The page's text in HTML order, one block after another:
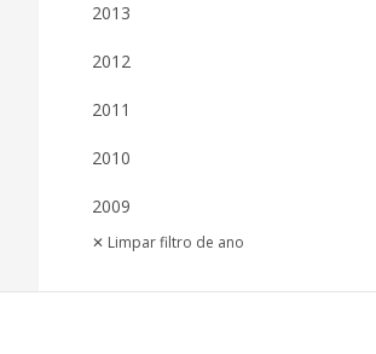
2013
2012
2011
2010
2009
✕ Limpar filtro de ano